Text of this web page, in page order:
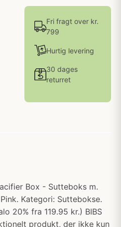
Fri fragt over kr.
799
Hurtig levering
30 dages
returret
Box - Sutteboks m.
Kategori: Suttebokse.
20% fra 119.95 kr.) BIBS
produkt, der ikke kun